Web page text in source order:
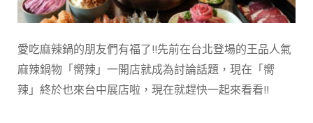
愛吃麻辣鍋的朋友們有福了!!先前在台北登場的王品人氣
麻辣鍋物「嚮辣」一開店就成為討論話題，現在「嚮
辣」終於也來台中展店啦，現在就趕快一起來看看!!